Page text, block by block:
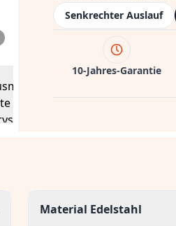
Senkrechter Auslauf
10-Jahres-Garantie
Material Edelstahl